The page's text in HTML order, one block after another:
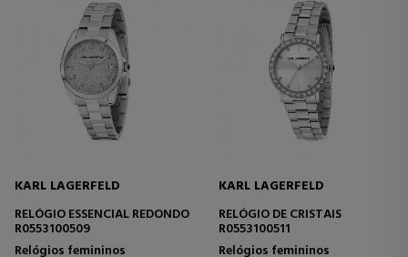
KARL LAGERFELD
RELÓGIO ESSENCIAL REDONDO
R0553100509
Relógios femininos
KARL LAGERFELD
RELÓGIO DE CRISTAIS
R0553100511
Relógios femininos